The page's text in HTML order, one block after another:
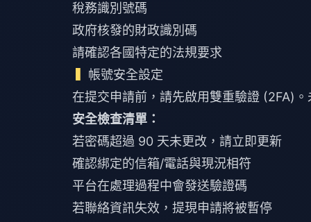
稅務識別號碼
政府核發的財政識別碼
請確認各國特定的法規要求
帳號安全設定
在提交申請前，請先啟用雙重驗證 (2FA)
安全檢查清單：
若密碼超過 90 天未更改，請立即更新
確認綁定的信箱/電話與現況相符
平台在處理過程中會發送驗證碼
若聯絡資訊失效，提現申請將被暫停